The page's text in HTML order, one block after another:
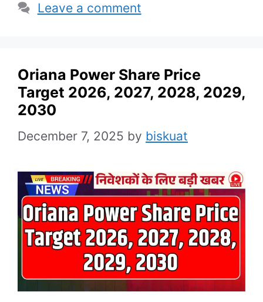
Leave a comment
Oriana Power Share Price
Target 2026, 2027, 2028, 2029,
2030
December 7, 2025 by biskuat